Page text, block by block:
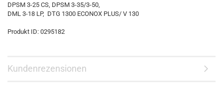
DPSM 3-25 CS, DPSM 3-35/3-50,
DML 3-18 LP, DTG 1300 ECONOX PLUS/ V 130
Produkt ID: 0295182
Kundenrezensionen